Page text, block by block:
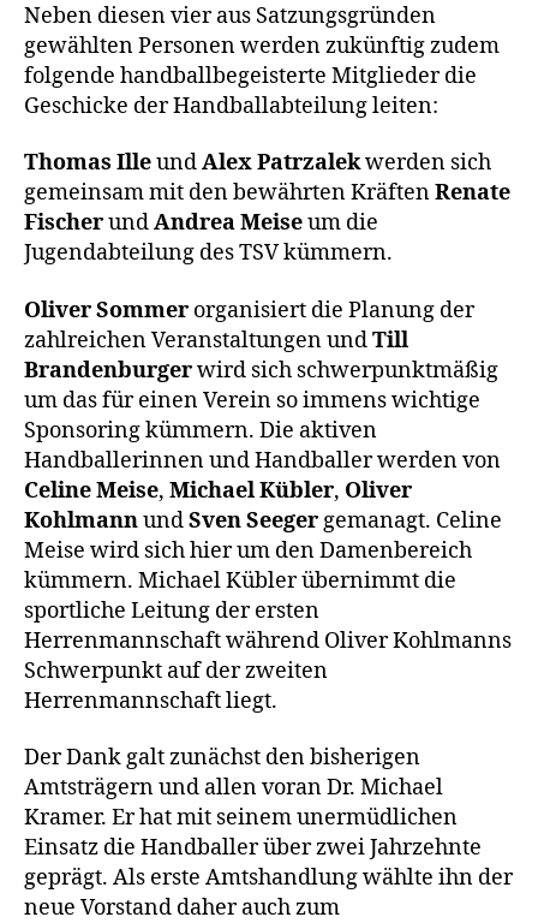
Neben diesen vier aus Satzungsgründen
gewählten Personen werden zukünftig zudem
folgende handballbegeisterte Mitglieder die
Geschicke der Handballabteilung leiten:
Thomas IlleundAlex Patrzalekwerden sich
gemeinsam mit den bewährten KräftenRenate
FischerundAndrea Meiseum die
Jugendabteilung des TSV kümmern.
Oliver Sommer organisiert die Planung der
zahlreichen Veranstaltungen undTill
Brandenburgerwird sich schwerpunktmäßig
um das für einen Verein so immens wichtige
Sponsoring kümmern. Die aktiven
Handballerinnen und Handballer werden von
Celine Meise, Michael Kübler, Oliver
KohlmannundSven Seeger gemanagt. Celine
Meise wird sich hier um den Damenbereich
kümmern. Michael Kübler übernimmt die
sportliche Leitung der ersten
Herrenmannschaft während Oliver Kohlmanns
Schwerpunkt auf der zweiten
Herrenmannschaft liegt.
Der Dank galt zunächst den bisherigen
Amtsträgern und allen voran Dr. Michael
Kramer. Er hat mit seinem unermüdlichen
Einsatz die Handballer über zwei Jahrzehnte
geprägt. Als erste Amtshandlung wählte ihn der
neue Vorstand daher auch zum